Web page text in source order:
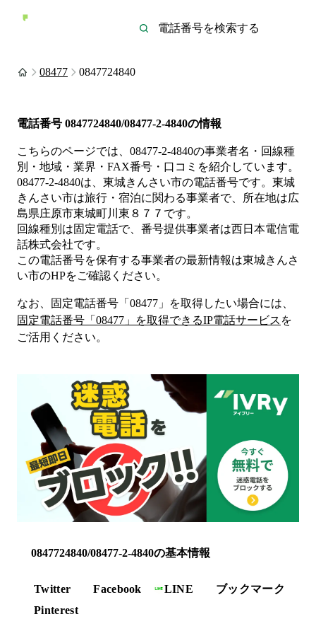
08477 0847724840
電話番号 0847724840/08477-2-4840の情報
こちらのページでは、 08477-2-4840の事業者名・回線種
別・地域・業界・FAX番号・口コミを紹介しています。
08477-2-4840は、 東城きんさい市の電話番号です。 東城
きんさい市は旅行・宿泊に関わる事業者で、所在地は広
島県庄原市東城町川東８７７ です。
回線種別は固定電話で、番号提供事業者は西日本電信電
話株式会社です。
この電話番号を保有する事業者の最新情報は東城きんさ
い市のHPをご確認ください。
なお、固定電話番号「 08477 」を取得したい場合には、
固定電話番号「 08477 」を取得できるIP電話サービス を
ご活用ください。
0847724840/08477-2-4840の基本情報
Twitter Facebook LINE
ブックマーク
Pinterest